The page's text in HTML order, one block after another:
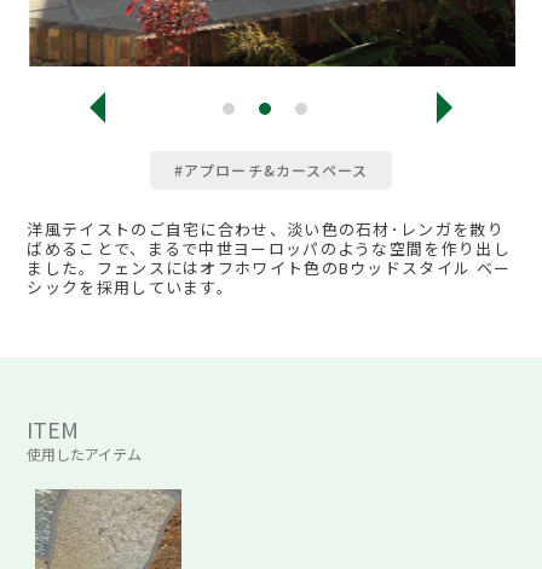
#アプローチ&カースペース
洋風テイストのご自宅に合わせ、淡い色の石材･レンガを散り
ばめることで、まるで中世ヨーロッパのような空間を作り出し
ました。フェンスにはオフホワイト色のBウッドスタイル ベー
シックを採用しています。
ITEM
使用したアイテム